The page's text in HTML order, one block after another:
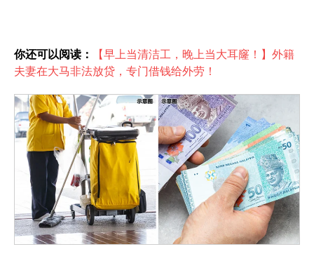
你还可以阅读：
【早上当清洁工，晚上当大耳窿！】外籍
夫妻在大马非法放贷，专门借钱给外劳！